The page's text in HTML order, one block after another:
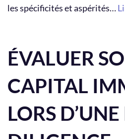
les spécificités et aspérités…
ÉVALUER
CAPITAL
LORS